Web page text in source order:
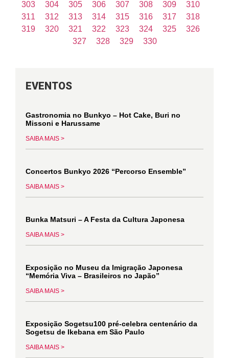
303
304 305 306 307 308 309
310
311
312 313 314 315 316 317
318
319
320 321 322 323 324 325
326
327
328 329 330
EVENTOS
Gastronomia no Bunkyo – Hot Cake, Buri no
Missoni e Harussame
SAIBA MAIS >
Concertos Bunkyo 2026 “Percorso Ensemble”
SAIBA MAIS >
Bunka Matsuri – A Festa da Cultura Japonesa
SAIBA MAIS >
Exposição no Museu da Imigração Japonesa
“Memória Viva – Brasileiros no Japão”
SAIBA MAIS >
Exposição Sogetsu100 pré-celebra centenário da
Sogetsu de Ikebana em São Paulo
SAIBA MAIS >